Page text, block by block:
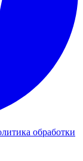
обработки